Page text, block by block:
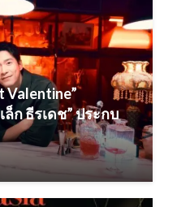
Valentine”
ก ธีรเดช” ประกบ